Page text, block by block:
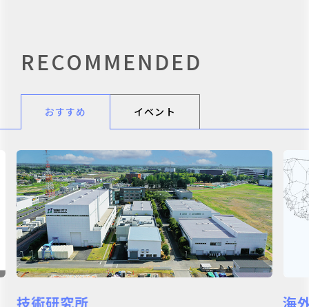
RECOMMENDED
おすすめ イベント
海外進出サポート